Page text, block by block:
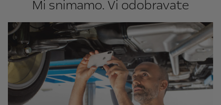
Mi snimamo. Vi odobravate